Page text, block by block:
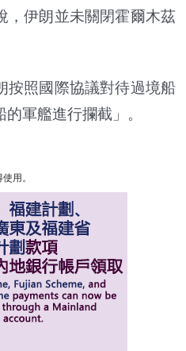
，伊朗並未關閉霍爾木茲
照國際協議對待過境船
軍艦進行攔截」。
用。